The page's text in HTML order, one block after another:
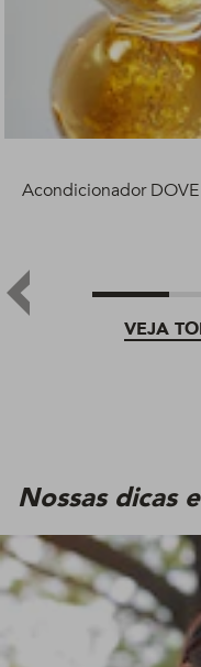
VEJA
Acondicionador
Nossas dicas